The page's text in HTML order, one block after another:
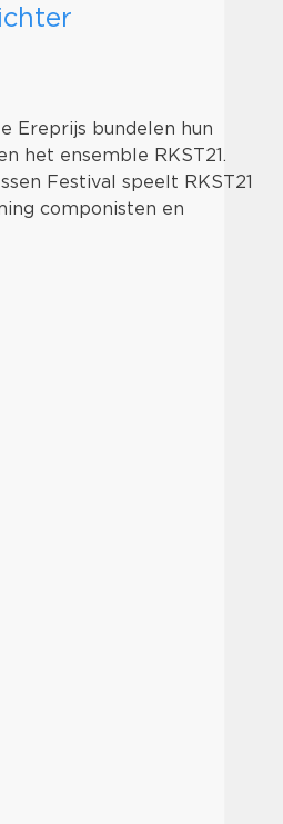
Ereprijs bundelen hun
het ensemble RKST21.
Festival speelt RKST21
componisten en